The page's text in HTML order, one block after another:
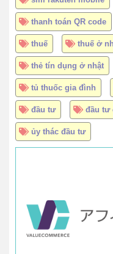
thanh toán QR code
thuế thuế ở
thẻ tín dụng ở nhật
tủ thuốc gia đình
đầu tư đầu tư
ủy thác đầu tư